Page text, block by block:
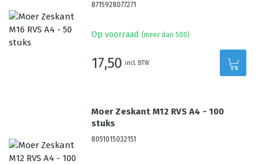
8715928077271
Op voorraad (meer dan 500)
17,50 incl. BTW
Moer Zeskant M12 RVS A4 - 100
stuks
8051015032151